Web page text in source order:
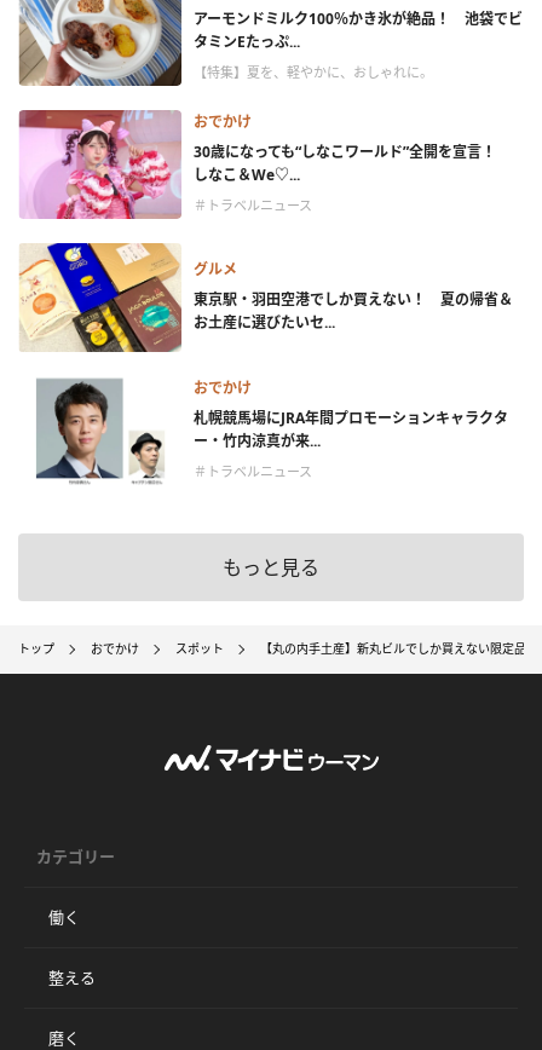
アーモンドミルク100％かき氷が絶品！ 池袋でビ
タミンEたっぷ...
【特集】夏を、軽やかに、おしゃれに。
おでかけ
30歳になっても“しなこワールド”全開を宣言！
しなこ＆We♡...
＃トラベルニュース
グルメ
東京駅・羽田空港でしか買えない！ 夏の帰省＆
お土産に選びたいセ...
おでかけ
札幌競馬場にJRA年間プロモーションキャラクタ
ー・竹内涼真が来...
＃トラベルニュース
もっと見る
トップ おでかけ スポット 【丸の内手土産】新丸ビルでしか買えない限定
カテゴリー
働く
整える
磨く